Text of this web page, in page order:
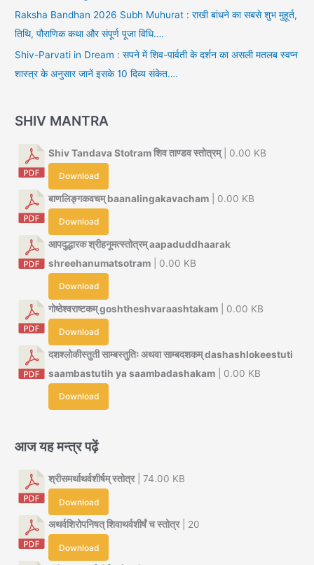
Raksha Bandhan 2026 Subh Muhurat : राखी बांधने का सबसे शुभ मुहूर्त,
तिथि, पौराणिक कथा और संपूर्ण पूजा विधि….
Shiv-Parvati in Dream : सपने में शिव-पार्वती के दर्शन का असली मतलब स्वप्न
शास्त्र के अनुसार जानें इसके 10 दिव्य संकेत….
SHIV MANTRA
Shiv Tandava Stotram शिव ताण्डव स्तोत्रम्| 0.00 KB
Download
बाणलिङ्गकवचम् baanalingakavacham | 0.00 KB
Download
आपदुद्धारक श्रीहनूमत्स्तोत्रम् aapaduddhaarak
shreehanumatsotram | 0.00 KB
Download
गोष्ठेश्वराष्टकम् goshtheshvaraashtakam | 0.00 KB
Download
दशश्लोकीस्तुती साम्बस्तुतिः अथवा साम्बदशकम् dashashlokeestuti
saambastutih ya saambadashakam | 0.00 KB
Download
आज यह मन्त्र पढ़ें
श्रीसमर्थाथर्वशीर्षम् स्तोत्र| 74.00 KB
Download
अथर्वशिरोपनिषत् शिवाथर्वशीर्षं च स्तोत्र| 20
Download